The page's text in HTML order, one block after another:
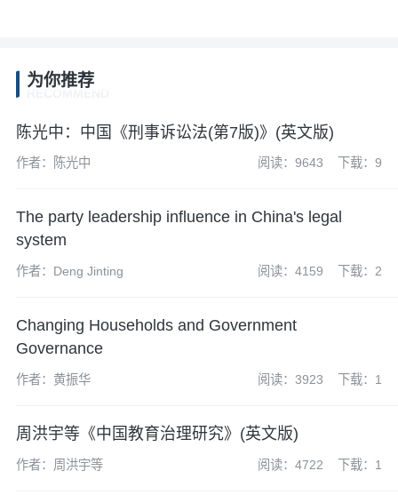
为你推荐
陈光中：中国《刑事诉讼法(第7版)》(英文版)
作者：陈光中 阅读：9643 下载：9
The party leadership influence in China's legal
system
作者：Deng Jinting 阅读：4159 下载：2
Changing Households and Government
Governance
作者：黄振华 阅读：3923 下载：1
周洪宇等《中国教育治理研究》(英文版)
作者：周洪宇等 阅读：4722 下载：1